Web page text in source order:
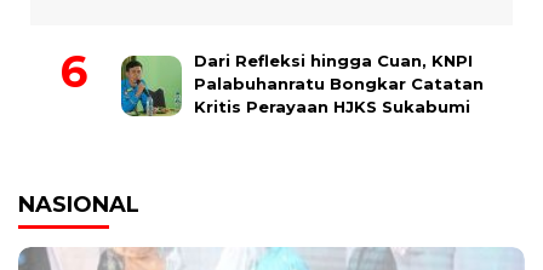
Dari Refleksi hingga Cuan, KNPI
Palabuhanratu Bongkar Catatan
Kritis Perayaan HJKS Sukabumi
NASIONAL